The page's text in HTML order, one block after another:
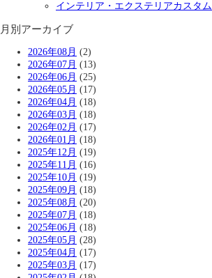
インテリア・エクステリアカスタム
月別アーカイブ
2026年08月 (2)
2026年07月 (13)
2026年06月 (25)
2026年05月 (17)
2026年04月 (18)
2026年03月 (18)
2026年02月 (17)
2026年01月 (18)
2025年12月 (19)
2025年11月 (16)
2025年10月 (19)
2025年09月 (18)
2025年08月 (20)
2025年07月 (18)
2025年06月 (18)
2025年05月 (28)
2025年04月 (17)
2025年03月 (17)